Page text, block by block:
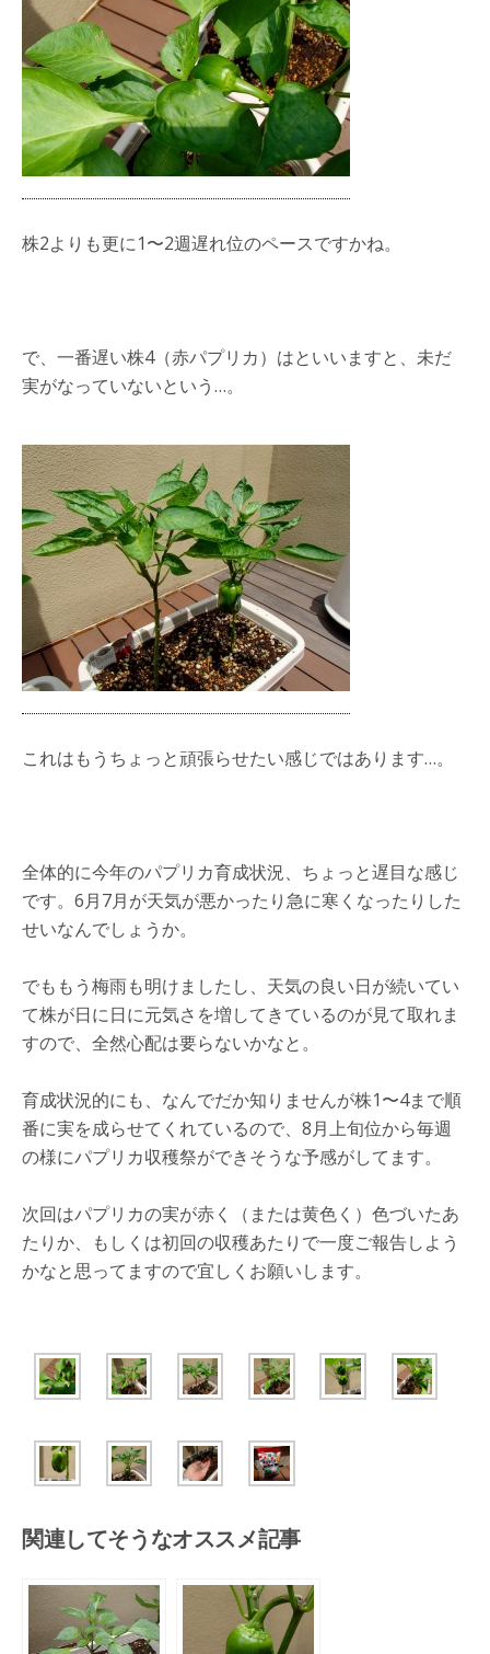
株2よりも更に1〜2週遅れ位のペースですかね。
で、一番遅い株4（赤パプリカ）はといいますと、未だ
実がなっていないという…。
これはもうちょっと頑張らせたい感じではあります…。
全体的に今年のパプリカ育成状況、ちょっと遅目な感じ
です。6月7月が天気が悪かったり急に寒くなったりした
せいなんでしょうか。
でももう梅雨も明けましたし、天気の良い日が続いてい
て株が日に日に元気さを増してきているのが見て取れま
すので、全然心配は要らないかなと。
育成状況的にも、なんでだか知りませんが株1〜4まで順
番に実を成らせてくれているので、8月上旬位から毎週
の様にパプリカ収穫祭ができそうな予感がしてます。
次回はパプリカの実が赤く（または黄色く）色づいたあ
たりか、もしくは初回の収穫あたりで一度ご報告しよう
かなと思ってますので宜しくお願いします。
関連してそうなオススメ記事